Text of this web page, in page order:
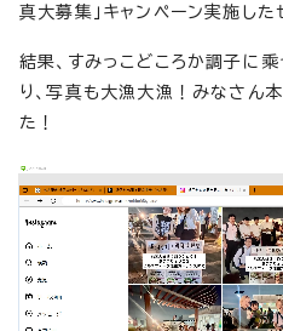
真大募集」キャンペーン実施した
結果、すみっこどころか調子に
り、写真も大漁大漁！みなさん
た！